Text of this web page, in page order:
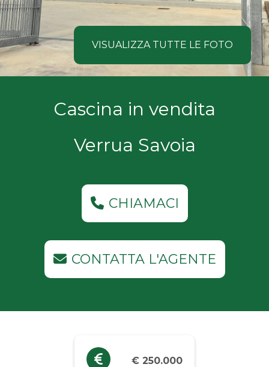
VISUALIZZA TUTTE LE FOTO
Cascina in vendita
Verrua Savoia
CHIAMACI
CONTATTA L'AGENTE
€ 250.000
COSA
CERCANO
NOSTRI
Comune
Tipologia
Industriali